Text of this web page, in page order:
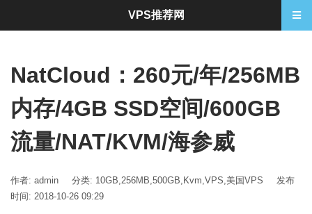
NatCloud：260元/年/256MB
内存/4GB SSD空间/600GB
流量/NAT/KVM/海参威
作者: admin 分类: 10GB,256MB,500GB, Kvm,VPS,美国VPS
发布
时间: 2018-10-26 09:29
VPS推荐网